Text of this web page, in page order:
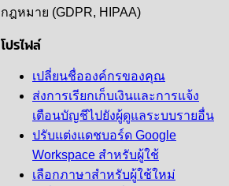
กฎหมาย (GDPR, HIPAA)
โปรไฟล์
เปลี่ยนชื่อองค์กรของคุณ
ส่งการเรียกเก็บเงินและการแจ้ง
เตือนบัญชีไปยังผู้ดูแลระบบรายอื่น
ปรับแต่งแดชบอร์ด Google
Workspace สำหรับผู้ใช้
เลือกภาษาสำหรับผู้ใช้ใหม่